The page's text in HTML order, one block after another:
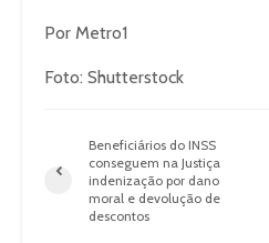
Por Metro1
Foto: Shutterstock
Beneficiários do INSS
conseguem na Justiça
indenização por dano
moral e devolução de
descontos